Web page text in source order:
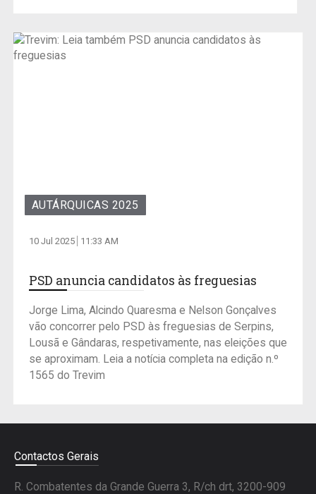
AUTÁRQUICAS 2025
10 Jul 2025 11:33 AM
PSD anuncia candidatos às freguesias
Jorge Lima, Alcindo Quaresma e Nelson Gonçalves
vão concorrer pelo PSD às freguesias de Serpins,
Lousã e Gândaras, respetivamente, nas eleições que
se aproximam. Leia a notícia completa na edição n.º
1565 do Trevim
Contactos Gerais
R. Combatentes da Grande Guerra 3, R/ch drt, 3200-909